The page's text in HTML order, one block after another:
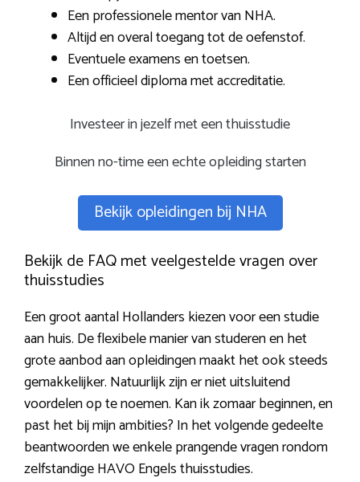
Een professionele mentor van NHA.
Altijd en overal toegang tot de oefenstof.
Eventuele examens en toetsen.
Een officieel diploma met accreditatie.
Investeer in jezelf met een thuisstudie
Binnen no-time een echte opleiding starten
Bekijk opleidingen bij NHA
Bekijk de FAQ met veelgestelde vragen over
thuisstudies
Een groot aantal Hollanders kiezen voor een studie
aan huis. De flexibele manier van studeren en het
grote aanbod aan opleidingen maakt het ook steeds
gemakkelijker. Natuurlijk zijn er niet uitsluitend
voordelen op te noemen. Kan ik zomaar beginnen, en
past het bij mijn ambities? In het volgende gedeelte
beantwoorden we enkele prangende vragen rondom
zelfstandige HAVO Engels thuisstudies.